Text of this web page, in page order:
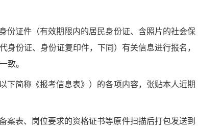
份证件（有效期限内的居民身份证、含照片的社会保
份证、身份证复印件，下同）有关信息进行报名，
致。
下简称《报考信息表》）的各项内容，张贴本人近期
表、岗位要求的资格证书等原件扫描后打包发送到